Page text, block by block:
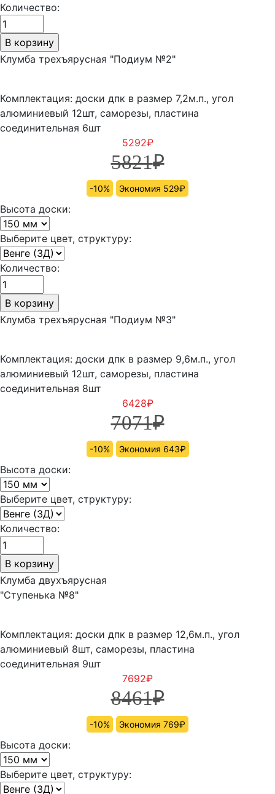
Количество:
Клумба трехъярусная "Подиум №2"
Комплектация: доски дпк в размер 7,2м.п., угол
алюминиевый 12шт, саморезы, пластина
соединительная 6шт
5292₽
5821₽
-10% Экономия 529₽
Высота доски:
Выберите цвет, структуру:
Количество:
Клумба трехъярусная "Подиум №3"
Комплектация: доски дпк в размер 9,6м.п., угол
алюминиевый 12шт, саморезы, пластина
соединительная 8шт
6428₽
7071₽
-10% Экономия 643₽
Высота доски:
Выберите цвет, структуру:
Количество:
Клумба двухъярусная
"Ступенька №8"
Комплектация: доски дпк в размер 12,6м.п., угол
алюминиевый 8шт, саморезы, пластина
соединительная 9шт
7692₽
8461₽
-10% Экономия 769₽
Высота доски:
Выберите цвет, структуру: